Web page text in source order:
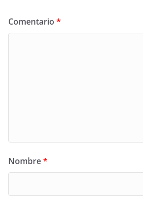
Comentario *
Nombre*